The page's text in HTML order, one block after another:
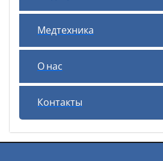
Медтехника
О нас
Контакты